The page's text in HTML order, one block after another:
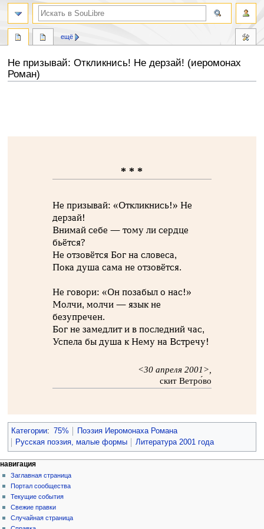
Не призывай: Откликнись! Не дерзай! (иеромонах
Роман)
* * *
Не призывай: «Откликнись!» Не
дерзай!
Внимай себе — тому ли сердце
бьётся?
Не отзовётся Бог на словеса,
Пока душа сама не отзовётся.
Не говори: «Он позабыл о нас!»
Молчи, молчи — язык не
безупречен.
Бог не замедлит и в последний час,
Успела бы душа к Нему на Встречу!
<30 апреля 2001>,
скит Ветро́во
Категории: 75%
Поэзия Иеромонаха Романа
Русская поэзия, малые формы
Литература 2001 года
ещё
навигация
Заглавная страница
Портал сообщества
Текущие события
Свежие правки
Случайная страница